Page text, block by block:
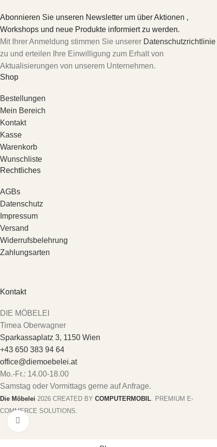
Abonnieren Sie unseren Newsletter um über Aktionen ,
Workshops und neue Produkte informiert zu werden.
Mit Ihrer Anmeldung stimmen Sie unserer Datenschutzrichtlinie
zu und erteilen Ihre Einwilligung zum Erhalt von
Aktualisierungen von unserem Unternehmen.
Shop
Bestellungen
Mein Bereich
Kontakt
Kasse
Warenkorb
Wunschliste
Rechtliches
AGBs
Datenschutz
Impressum
Versand
Widerrufsbelehrung
Zahlungsarten
Kontakt
DIE MÖBELEI
Timea Oberwagner
Sparkassaplatz 3, 1150 Wien
+43 650 383 94 64
office@diemoebelei.at
Mo.-Fr.: 14.00-18.00
Samstag oder Vormittags gerne auf Anfrage.
Die Möbelei 2026 CREATED BY COMPUTERMOBIL . PREMIUM E-
COMMERCE SOLUTIONS.